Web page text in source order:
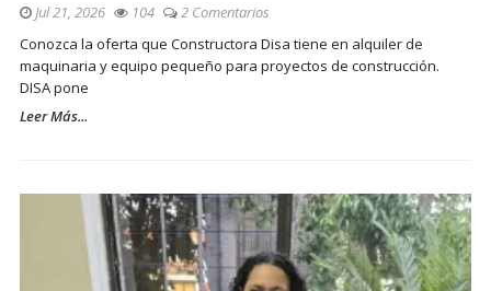
Jul 21, 2026 104
2 Comentarios
Conozca la oferta que Constructora Disa tiene en alquiler de
maquinaria y equipo pequeño para proyectos de construcción.
DISA pone
Leer Más...